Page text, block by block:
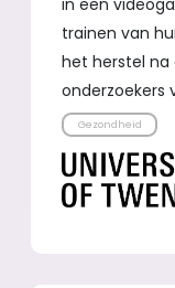
trainen van
het herstel na
onderzoekers
Gezondheid